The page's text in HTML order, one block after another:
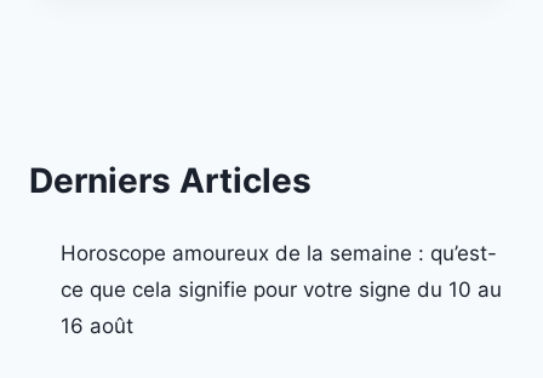
Derniers Articles
Horoscope amoureux de la semaine : qu’est-
ce que cela signifie pour votre signe du 10 au
16 août